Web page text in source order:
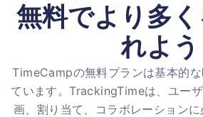
無料でより多
れよう
TimeCampの無料プランは基本的
ています。TrackingTimeは、ユー
画、割り当て、コラボレーション